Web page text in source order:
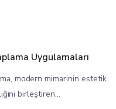
Uygulamaları
modern mimarinin estetik
birleştiren...